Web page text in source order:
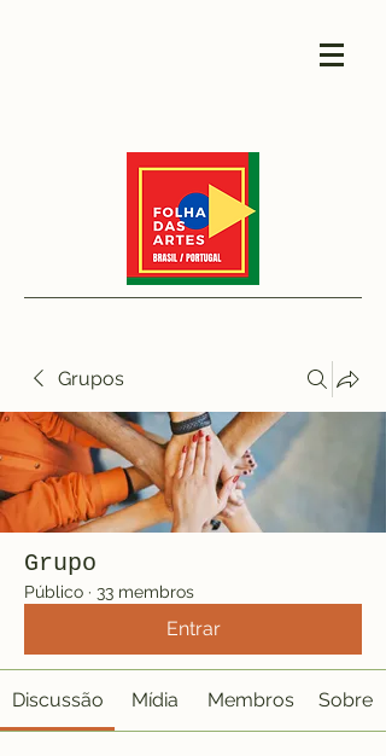
Grupos
Grupo
Público · 33 membros
Entrar
Discussão Mídia Membros Sobre